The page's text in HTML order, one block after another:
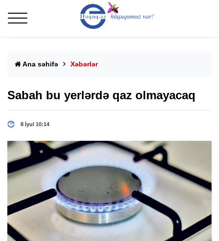
Ana səhifə Xəbərlər
Sabah bu yerlərdə qaz olmayacaq
8 İyul 10:14